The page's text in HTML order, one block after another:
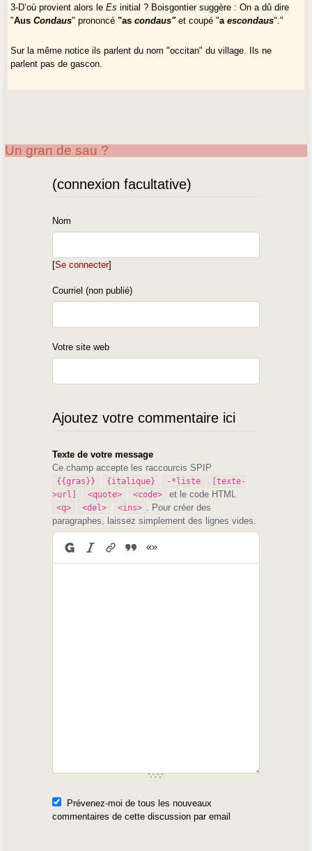
3-D’où provient alors le Es initial ? Boisgontier suggère : On a dû dire
"AusCondaus" prononcé"ascondaus"et coupé "aescondaus"."
Sur la même notice ils parlent du nom "occitan" du village. Ils ne
parlent pas de gascon.
Un gran de sau ?
(connexion facultative)
Nom
[Se connecter]
Courriel (non publié)
Votre site web
Ajoutez votre commentaire ici
Texte de votre message
Ce champ accepte les raccourcis SPIP
{{gras}} {italique} -*liste
[texte-
>url]
<quote> <code> et le code HTML
<q> <del> <ins>
. Pour créer des
paragraphes, laissez simplement des lignes vides.
Prévenez-moi de tous les nouveaux
commentaires de cette discussion par email